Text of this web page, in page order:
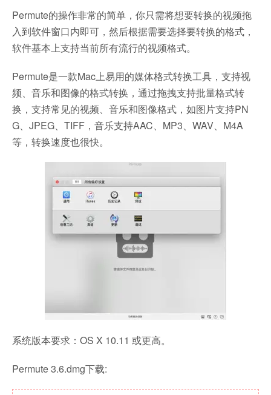
Permute的操作非常的简单，你只需将想要转换的视频拖
入到软件窗口内即可，然后根据需要选择要转换的格式，
软件基本上支持当前所有流行的视频格式。
Permute是一款Mac上易用的媒体格式转换工具，支持视
频、音乐和图像的格式转换，通过拖拽支持批量格式转
换，支持常见的视频、音乐和图像格式，如图片支持PN
G、JPEG、TIFF，音乐支持AAC、MP3、WAV、M4A
等，转换速度也很快。
系统版本要求：OS X 10.11 或更高。
Permute 3.6.dmg下载: